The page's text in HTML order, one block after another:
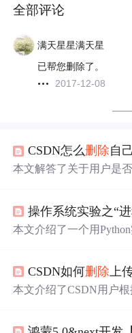
全部评论
满天星星满天星
已帮您删除了。
2017-12-08
——
CSDN怎么删除自
本文解答了关于用户是
操作系统实验之“
本文介绍了一个用
CSDN如何删除 上
本文介绍了CSDN用户